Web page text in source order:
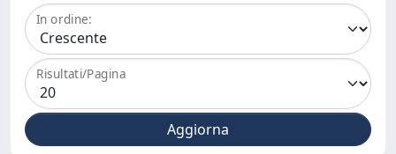
In ordine:
Risultati/Pagina